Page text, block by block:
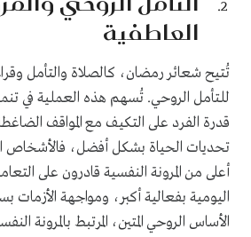
العاطفية
تُتيح شعائر رمضان، كالصلاة والتأمل
للتأمل الروحي. تُسهم هذه العملية في
قدرة الفرد على التكيف مع المواقف
تحديات الحياة بشكل أفضل، فالأشخاص
أعلى من المرونة النفسية قادرون على
اليومية بفعالية أكبر، ومواجهة الأزمات
الأساس الروحي المتين، المرتبط بالمرونة